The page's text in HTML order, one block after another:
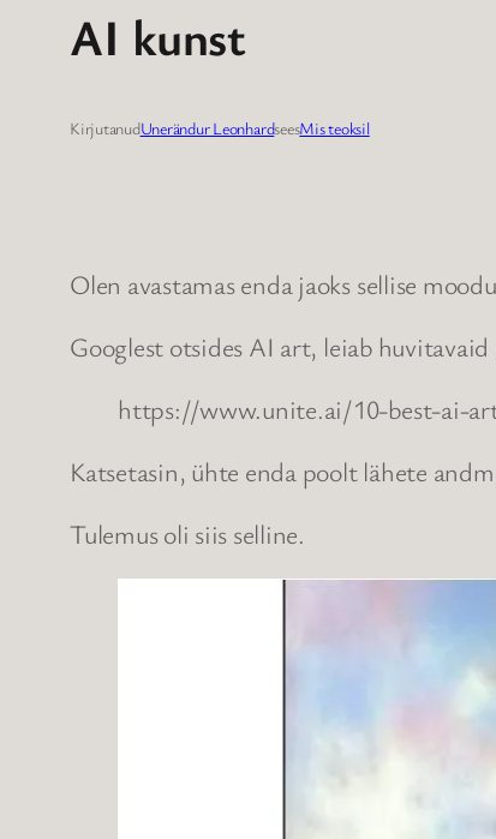
AI kunst
KirjutanudUnerändur LeonhardseesMis teoksil
Olen avastamas enda jaoks sellise
Googlest otsides AI art, leiab
https://www.unite.ai/10-best-ai-
Katsetasin, ühte enda poolt lähete
Tulemus oli siis selline.